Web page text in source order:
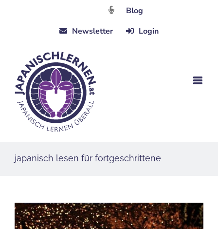
Blog
Newsletter
Login
japanisch lesen für fortgeschrittene